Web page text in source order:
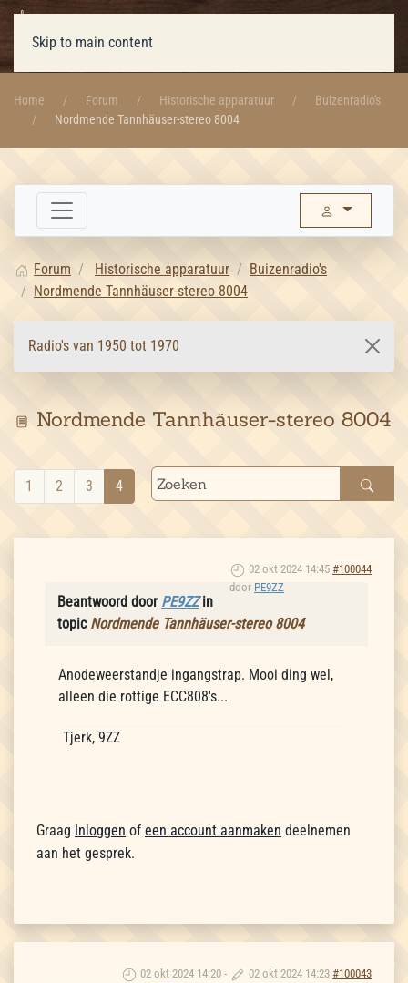
Skip to main content
Home Forum Historische apparatuur
Buizenradio's
Nordmende Tannhäuser-stereo 8004
Forum Historische apparatuur
Buizenradio's
Nordmende Tannhäuser-stereo 8004
Radio's van 1950 tot 1970
Nordmende Tannhäuser-stereo 8004
1 2 3 4
02 okt 2024 14:45 #100044
door PE9ZZ
Beantwoord door PE9ZZin
topic Nordmende Tannhäuser-stereo 8004
Anodeweerstandje ingangstrap. Mooi ding wel,
alleen die rottige ECC808's...
Tjerk, 9ZZ
Graag Inloggen of een account aanmaken deelnemen
aan het gesprek.
02 okt 2024 14:20 - 02 okt 2024 14:23 #100043